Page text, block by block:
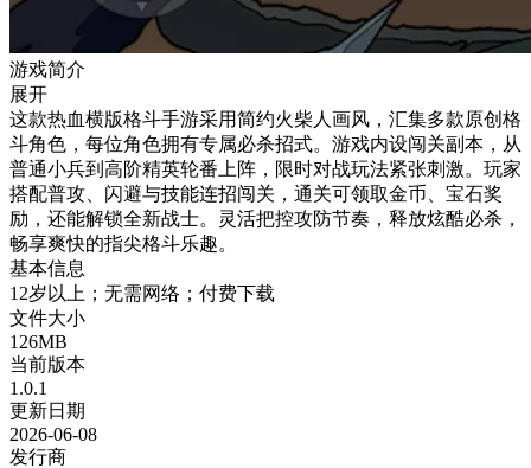
游戏简介
展开
这款热血横版格斗手游采用简约火柴人画风，汇集多款原创格
斗角色，每位角色拥有专属必杀招式。游戏内设闯关副本，从
普通小兵到高阶精英轮番上阵，限时对战玩法紧张刺激。玩家
搭配普攻、闪避与技能连招闯关，通关可领取金币、宝石奖
励，还能解锁全新战士。灵活把控攻防节奏，释放炫酷必杀，
畅享爽快的指尖格斗乐趣。
基本信息
12岁以上；无需网络；付费下载
文件大小
126MB
当前版本
1.0.1
更新日期
2026-06-08
发行商